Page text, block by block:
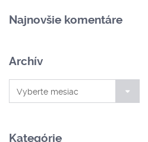
Najnovšie komentáre
Archív
Vyberte mesiac
Kategórie